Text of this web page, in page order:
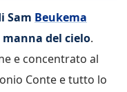
Sam Beukema
del cielo.
e concentrato al
Conte e tutto lo